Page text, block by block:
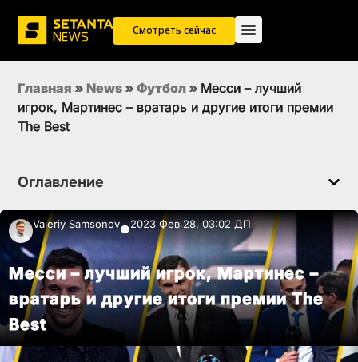
Смотреть сейчас
Главная » News » Футбол » Месси – лучший
игрок, Мартинес – вратарь и другие итоги премии
The Best
Оглавление
Valeriy Samsonov●2023 Фев 28, 03:02 ДП
Месси – лучший игрок, Мартинес –
вратарь и другие итоги премии The
Best